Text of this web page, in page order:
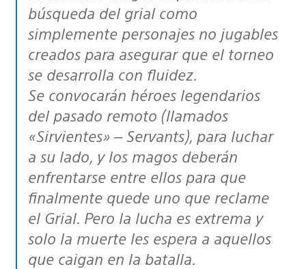
búsqueda del grial como
simplemente personajes no jugables
creados para asegurar que el torneo
se desarrolla con fluidez.
Se convocarán héroes legendarios
del pasado remoto (llamados
«Sirvientes» – Servants), para luchar
a su lado, y los magos deberán
enfrentarse entre ellos para que
finalmente quede uno que reclame
el Grial. Pero la lucha es extrema y
solo la muerte les espera a aquellos
que caigan en la batalla.